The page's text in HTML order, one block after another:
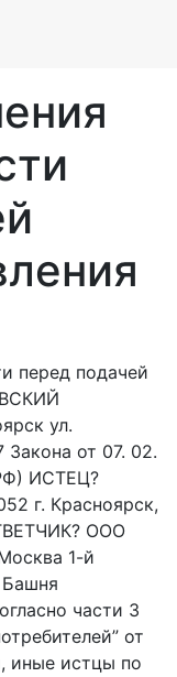
перед подачей
ул.
от 07. 02.
ИСТЕЦ?
г. Красноярск,
ООО
1-й
Башня
части 3
от
иные истцы по